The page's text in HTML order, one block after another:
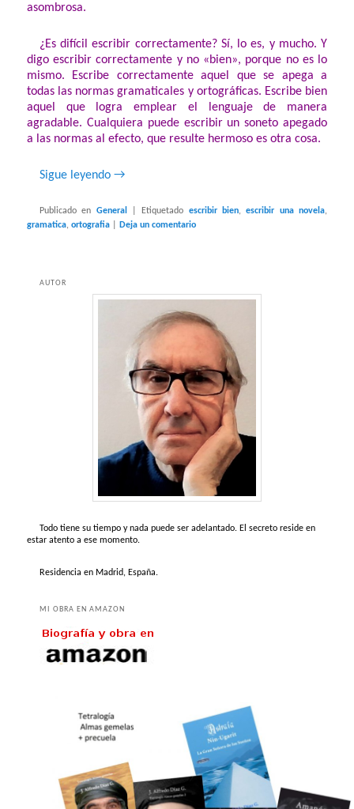
asombrosa.
¿Es difícil escribir correctamente? Sí, lo es, y mucho. Y
digo escribir correctamente y no «bien», porque no es lo
mismo. Escribe correctamente aquel que se apega a
todas las normas gramaticales y ortográficas. Escribe bien
aquel que logra emplear el lenguaje de manera
agradable. Cualquiera puede escribir un soneto apegado
a las normas al efecto, que resulte hermoso es otra cosa.
Sigue leyendo→
Publicado en General |Etiquetado escribir bien,escribir una novela,
gramatica,ortografia |Deja un comentario
AUTOR
Todo tiene su tiempo y nada puede ser adelantado. El secreto reside en
estar atento a ese momento.
Residencia en Madrid, España.
MI OBRA EN AMAZON